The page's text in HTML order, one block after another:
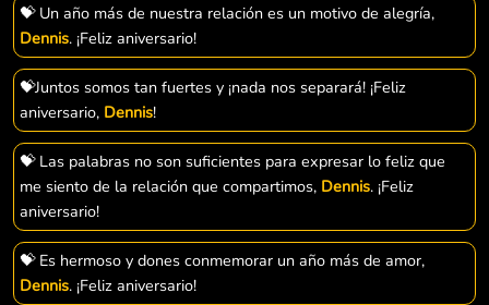
💝 Un año más de nuestra relación es un motivo de alegría,
Dennis. ¡Feliz aniversario!
💝Juntos somos tan fuertes y ¡nada nos separará! ¡Feliz
aniversario, Dennis!
💝 Las palabras no son suficientes para expresar lo feliz que
me siento de la relación que compartimos, Dennis. ¡Feliz
aniversario!
💝 Es hermoso y dones conmemorar un año más de amor,
Dennis. ¡Feliz aniversario!